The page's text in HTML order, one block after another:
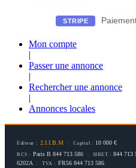
STRIPE
Mon compte
|
Passer une annonce
|
Rechercher une annonce
|
Annonces locales
Éditeur : 2.I.I.B.M Capital : 10 000 €
RCS : Paris B 844 713 586 SIRET : 844 713
6202A TVA : FR56 844 713 586